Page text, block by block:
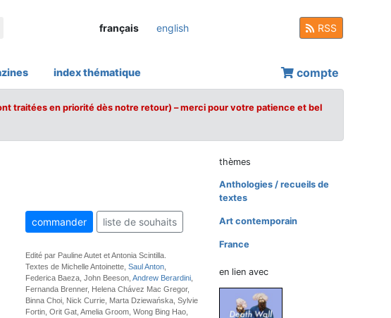
français english RSS
index thématique compte
traitées en priorité dès notre retour) – merci pour votre patience et bel
commander liste de souhaits
Edité par Pauline Autet et Antonia Scintilla.
Textes de Michelle Antoinette, Saul Anton,
Federica Baeza, John Beeson, Andrew Berardini,
Fernanda Brenner, Helena Chávez Mac Gregor,
Binna Choi, Nick Currie, Marta Dziewańska, Sylvie
Fortin, Orit Gat, Amelia Groom, Wong Bing Hao,
thèmes
Anthologies / recueils de
textes
Art contemporain
France
en lien avec